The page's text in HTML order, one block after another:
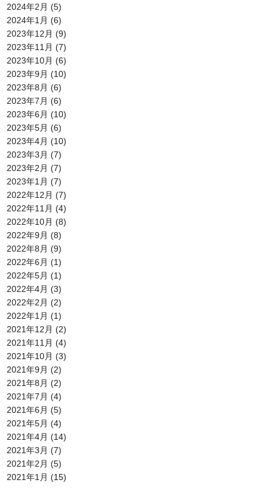
2024年2月 (5)
2024年1月 (6)
2023年12月 (9)
2023年11月 (7)
2023年10月 (6)
2023年9月 (10)
2023年8月 (6)
2023年7月 (6)
2023年6月 (10)
2023年5月 (6)
2023年4月 (10)
2023年3月 (7)
2023年2月 (7)
2023年1月 (7)
2022年12月 (7)
2022年11月 (4)
2022年10月 (8)
2022年9月 (8)
2022年8月 (9)
2022年6月 (1)
2022年5月 (1)
2022年4月 (3)
2022年2月 (2)
2022年1月 (1)
2021年12月 (2)
2021年11月 (4)
2021年10月 (3)
2021年9月 (2)
2021年8月 (2)
2021年7月 (4)
2021年6月 (5)
2021年5月 (4)
2021年4月 (14)
2021年3月 (7)
2021年2月 (5)
2021年1月 (15)